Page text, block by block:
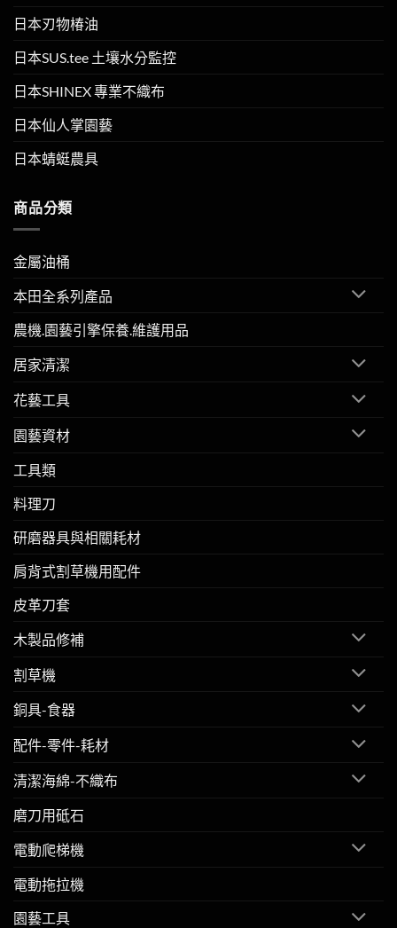
日本刃物椿油
日本SUS.tee 土壤水分監控
日本SHINEX 專業不織布
日本仙人掌園藝
日本蜻蜓農具
商品分類
金屬油桶
本田全系列產品
農機.園藝引擎保養.維護用品
居家清潔
花藝工具
園藝資材
工具類
料理刀
研磨器具與相關耗材
肩背式割草機用配件
皮革刀套
木製品修補
割草機
銅具-食器
配件-零件-耗材
清潔海綿-不織布
磨刀用砥石
電動爬梯機
電動拖拉機
園藝工具